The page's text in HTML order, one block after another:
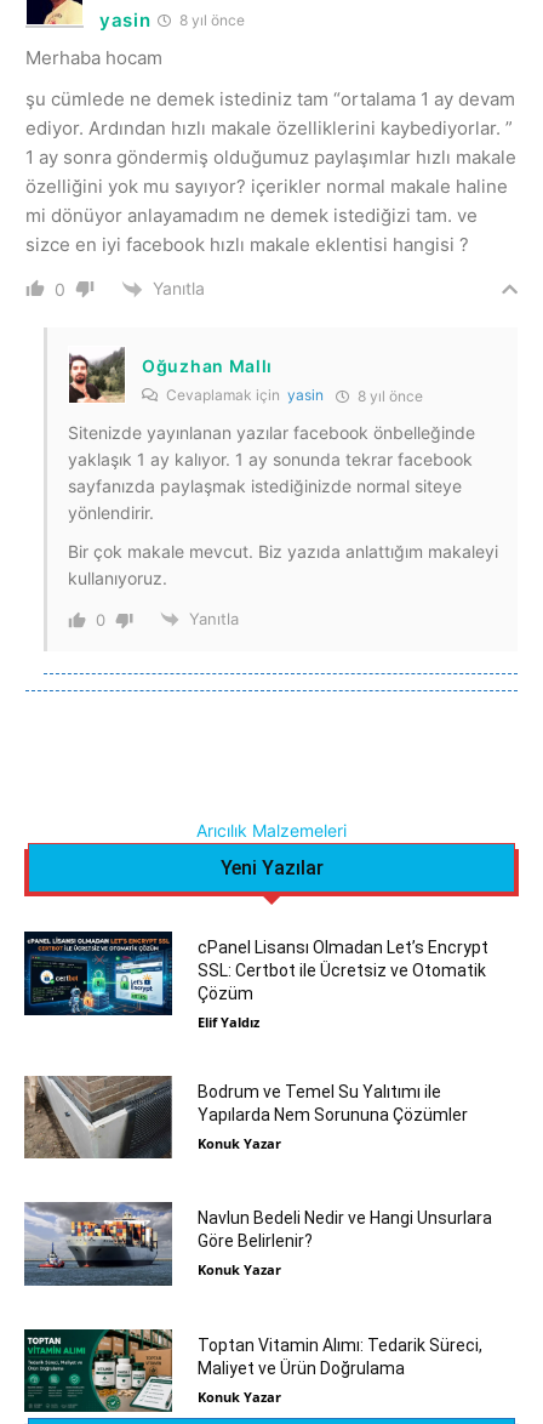
yasin 8 yıl önce
Merhaba hocam
şu cümlede ne demek istediniz tam “ortalama 1 ay devam
ediyor. Ardından hızlı makale özelliklerini kaybediyorlar. ”
1 ay sonra göndermiş olduğumuz paylaşımlar hızlı makale
özelliğini yok mu sayıyor? içerikler normal makale haline
mi dönüyor anlayamadım ne demek istediğizi tam. ve
sizce en iyi facebook hızlı makale eklentisi hangisi ?
0 Yanıtla
Oğuzhan Mallı
Cevaplamak için yasin 8 yıl önce
Sitenizde yayınlanan yazılar facebook önbelleğinde
yaklaşık 1 ay kalıyor. 1 ay sonunda tekrar facebook
sayfanızda paylaşmak istediğinizde normal siteye
yönlendirir.
Bir çok makale mevcut. Biz yazıda anlattığım makaleyi
kullanıyoruz.
0 Yanıtla
Arıcılık Malzemeleri
Yeni Yazılar
cPanel Lisansı Olmadan Let’s Encrypt
SSL: Certbot ile Ücretsiz ve Otomatik
Çözüm
Elif Yaldız
Bodrum ve Temel Su Yalıtımı ile
Yapılarda Nem Sorununa Çözümler
Konuk Yazar
Navlun Bedeli Nedir ve Hangi Unsurlara
Göre Belirlenir?
Konuk Yazar
Toptan Vitamin Alımı: Tedarik Süreci,
Maliyet ve Ürün Doğrulama
Konuk Yazar